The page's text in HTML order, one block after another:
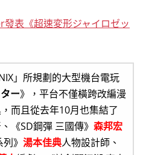
表《超速変形ジャイロゼッ
」所規劃的大型機台電玩
ー》，平台不僅橫跨改編漫
而且從去年10月也集結了
《SD鋼彈 三國傳》 森邦宏
》 湯本佳典人物設計師、